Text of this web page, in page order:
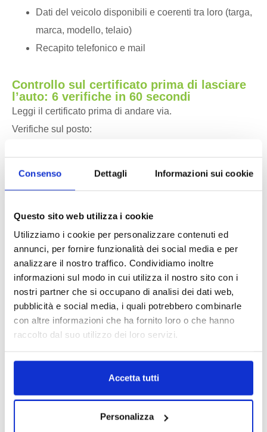
Consenso Dettagli Informazioni sui cookie
Questo sito web utilizza i cookie
Utilizziamo i cookie per personalizzare contenuti ed
annunci, per fornire funzionalità dei social media e per
analizzare il nostro traffico. Condividiamo inoltre
informazioni sul modo in cui utilizza il nostro sito con i
nostri partner che si occupano di analisi dei dati web,
pubblicità e social media, i quali potrebbero combinarle
con altre informazioni che ha fornito loro o che hanno
raccolto dal suo utilizzo dei loro servizi.
Accetta tutti
Personalizza
Dati del veicolo disponibili e coerenti tra loro (targa,
marca, modello, telaio)
Recapito telefonico e mail
Controllo sul certificato prima di lasciare
l’auto: 6 verifiche in 60 secondi
Leggi il certificato prima di andare via.
Verifiche sul posto:
Dati del veicolo coerenti
Estremi autorizzazione presenti
Data e ora di presa in carico presenti
Certificato incompleto o
cosa fare subito
Certificato di rottamazione incompleto: